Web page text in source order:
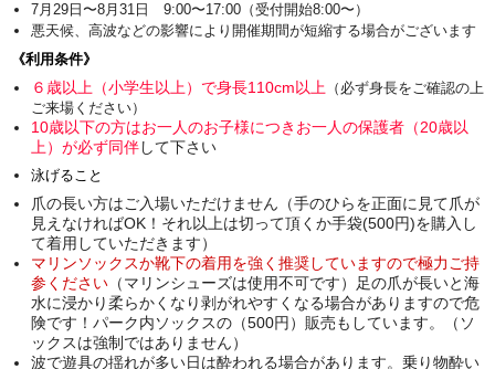
7月29日〜8月31日 9:00〜17:00（受付開始8:00〜）
悪天候、高波などの影響により開催期間が短縮する場合がございます
《利用条件》
６歳以上（小学生以上）で身長110cm以上 （必ず身長をご確認の上
ご来場ください）
10歳以下の方はお一人のお子様につきお一人の保護者（20歳以
上）が必ず同伴して下さい
泳げること
爪の長い方はご入場いただけません（手のひらを正面に見て爪が
見えなければOK！それ以上は切って頂くか手袋(500円)を購入し
て着用していただきます）
マリンソックスか靴下の着用を強く推奨していますので極力ご持
参ください （マリンシューズは使用不可です）足の爪が長いと海
水に浸かり柔らかくなり剥がれやすくなる場合がありますので危
険です！パーク内ソックスの（500円）販売もしています。（ソ
ックスは強制ではありません）
波で遊具の揺れが多い日は酔われる場合があります。乗り物酔い